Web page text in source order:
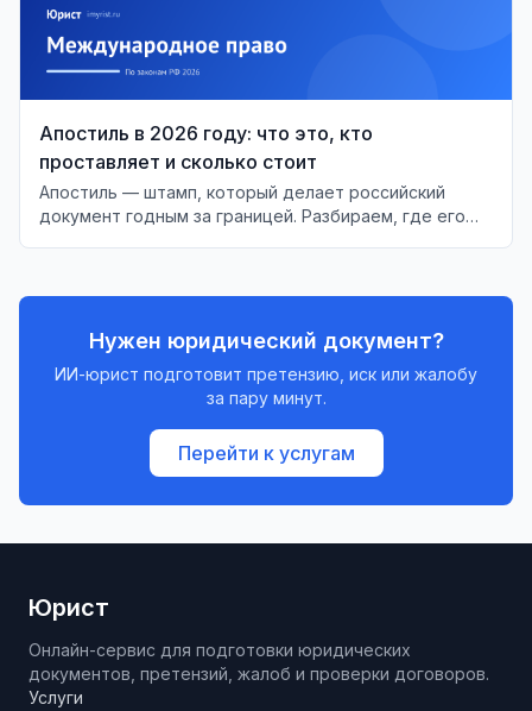
Апостиль в 2026 году: что это, кто
проставляет и сколько стоит
Апостиль — штамп, который делает российский
документ годным за границей. Разбираем, где его
Нужен юридический документ?
ИИ-юрист подготовит претензию, иск или жалобу
за пару минут.
Перейти к услугам
Юрист
Онлайн-сервис для подготовки юридических
документов, претензий, жалоб и проверки договоров.
Услуги